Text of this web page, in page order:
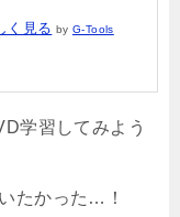
く見る by G-Tools
学習してみよう
たかった…！